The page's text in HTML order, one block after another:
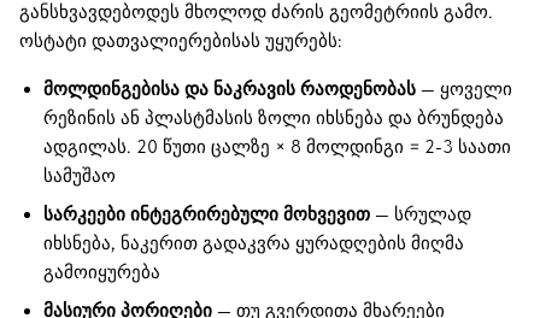
განსხვავდებოდეს მხოლოდ ძარის გეომეტრიის გამო.
ოსტატი დათვალიერებისას უყურებს:
მოლდინგებისა და ნაკრავის რაოდენობას — ყოველი
რეზინის ან პლასტმასის ზოლი იხსნება და ბრუნდება
ადგილას. 20 წუთი ცალზე × 8 მოლდინგი = 2-3 საათი
სამუშაო
სარკეები ინტეგრირებული მოხვევით — სრულად
იხსნება, ნაკერით გადაკვრა ყურადღების მიღმა
გამოიყურება
მასიური პორიღები — თუ გვერდითა მხარეები